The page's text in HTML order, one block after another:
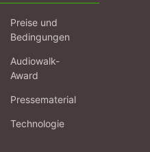
Preise und
Bedingungen
Audiowalk-
Award
Pressematerial
Technologie